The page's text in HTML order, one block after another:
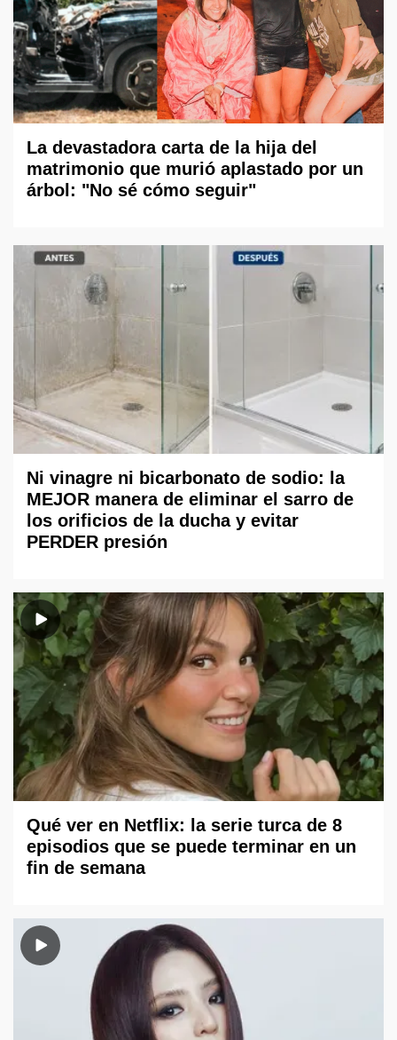
La devastadora carta de la hija del
matrimonio que murió aplastado por un
árbol: "No sé cómo seguir"
Ni vinagre ni bicarbonato de sodio: la
MEJOR manera de eliminar el sarro de
los orificios de la ducha y evitar
PERDER presión
Qué ver en Netflix: la serie turca de 8
episodios que se puede terminar en un
fin de semana